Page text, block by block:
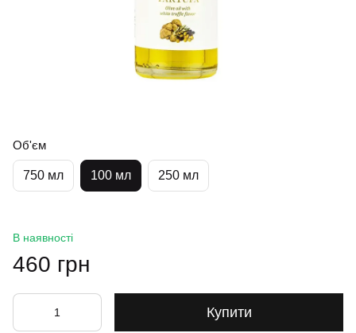
Об'єм
750 мл 100 мл 250 мл
В наявності
460 грн
Купити